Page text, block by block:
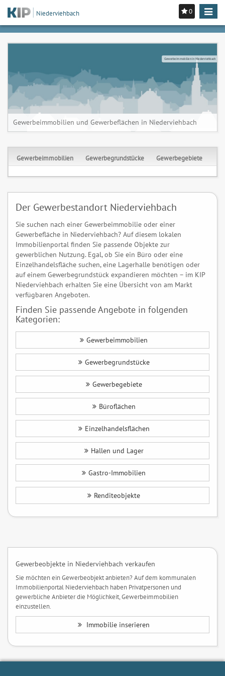
0
Toggle
Niederviehbach
Gewerbeimmobilien in Niederviehbach
Gewerbeimmobilien und Gewerbeflächen in Niederviehbach
Gewerbeimmobilien Gewerbegrundstücke Gewerbegebiete
Der Gewerbestandort Niederviehbach
Sie suchen nach einer Gewerbeimmobilie oder einer
Gewerbefläche in Niederviehbach? Auf diesem lokalen
Immobilienportal finden Sie passende Objekte zur
gewerblichen Nutzung. Egal, ob Sie ein Büro oder eine
Einzelhandelsfläche suchen, eine Lagerhalle benötigen oder
auf einem Gewerbegrundstück expandieren möchten – im KIP
Niederviehbach erhalten Sie eine Übersicht von am Markt
verfügbaren Angeboten.
Finden Sie passende Angebote in folgenden
Kategorien:
Gewerbeimmobilien
Gewerbegrundstücke
Gewerbegebiete
Büroflächen
Einzelhandelsflächen
Hallen und Lager
Gastro-Immobilien
Renditeobjekte
Gewerbeobjekte in Niederviehbach verkaufen
Sie möchten ein Gewerbeobjekt anbieten? Auf dem kommunalen
Immobilienportal Niederviehbach haben Privatpersonen und
gewerbliche Anbieter die Möglichkeit, Gewerbeimmobilien
einzustellen.
Immobilie inserieren